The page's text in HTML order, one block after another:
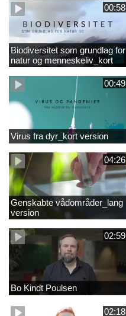
00:58
Biodiversitet som grundlag for
natur og menneskeliv_kort
version
00:49
Virus fra dyr_kort version
04:26
Genskabte vådområder_lang
version
02:59
Bo Kindt Poulsen
02:18